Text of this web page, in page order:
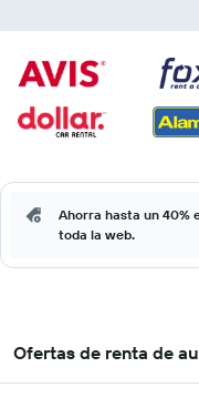
Ahorra hasta un 40%
toda la web.
Ofertas de renta de